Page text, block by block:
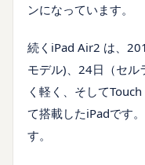
ンになっています。
続く iPad Air2 は、
モデル) 24日（セル
く軽く、そしてTouch
て搭載したiPadです
す。